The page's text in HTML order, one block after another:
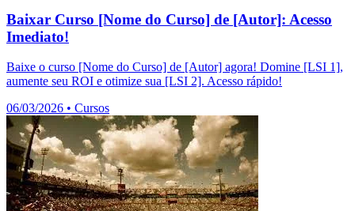
Baixar Curso [Nome do Curso] de [Autor]: Acesso
Imediato!
Baixe o curso [Nome do Curso] de [Autor] agora! Domine [LSI 1],
aumente seu ROI e otimize sua [LSI 2]. Acesso rápido!
06/03/2026 • Cursos